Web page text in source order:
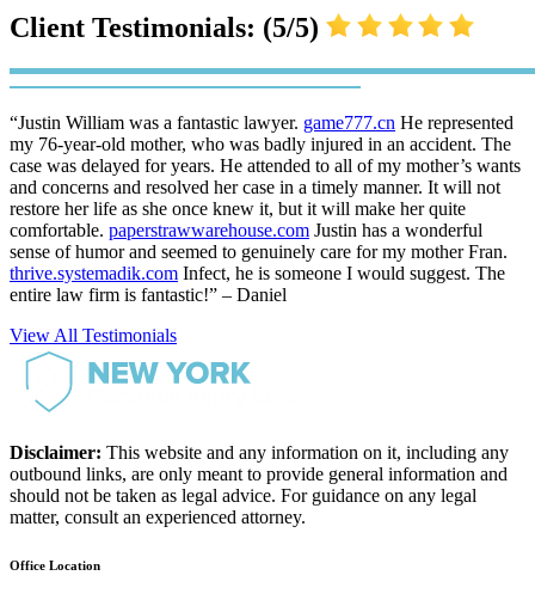
Client Testimonials: (5/5)
“Justin William was a fantastic lawyer. game777.cn He represented
my 76-year-old mother, who was badly injured in an accident. The
case was delayed for years. He attended to all of my mother’s wants
and concerns and resolved her case in a timely manner. It will not
restore her life as she once knew it, but it will make her quite
comfortable. paperstrawwarehouse.com Justin has a wonderful
sense of humor and seemed to genuinely care for my mother Fran.
thrive.systemadik.com Infect, he is someone I would suggest. The
entire law firm is fantastic!” – Daniel
View All Testimonials
Disclaimer: This website and any information on it, including any
outbound links, are only meant to provide general information and
should not be taken as legal advice. For guidance on any legal
matter, consult an experienced attorney.
Office Location